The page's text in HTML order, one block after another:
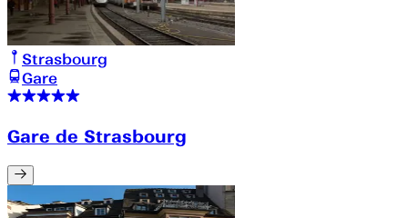
Strasbourg
Gare
Gare de Strasbourg